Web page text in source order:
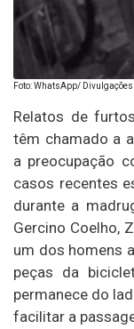
Foto: WhatsApp/ Divulgações
Relatos de
têm chamado a
a preocupação
casos recentes
durante a
Gercino Coelho,
um dos homens
peças da
permanece do
facilitar a